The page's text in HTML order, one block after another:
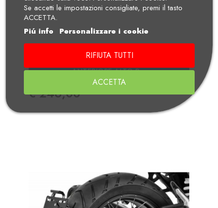
ANTERIORE ALTO R...
Prezzo
€ 246,00
Se accetti le impostazioni consigliate, premi il tasto
ACCETTA.
Piú info
Personalizzare i cookie
RIFIUTA TUTTI
ACCETTA